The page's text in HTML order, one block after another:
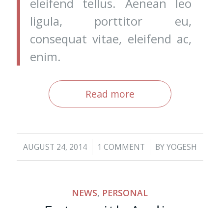
eleifend tellus. Aenean leo
ligula, porttitor eu,
consequat vitae, eleifend ac,
enim.
Read more
AUGUST 24, 2014
/ 1 COMMENT
/ BYYOGESH
NEWS, PERSONAL